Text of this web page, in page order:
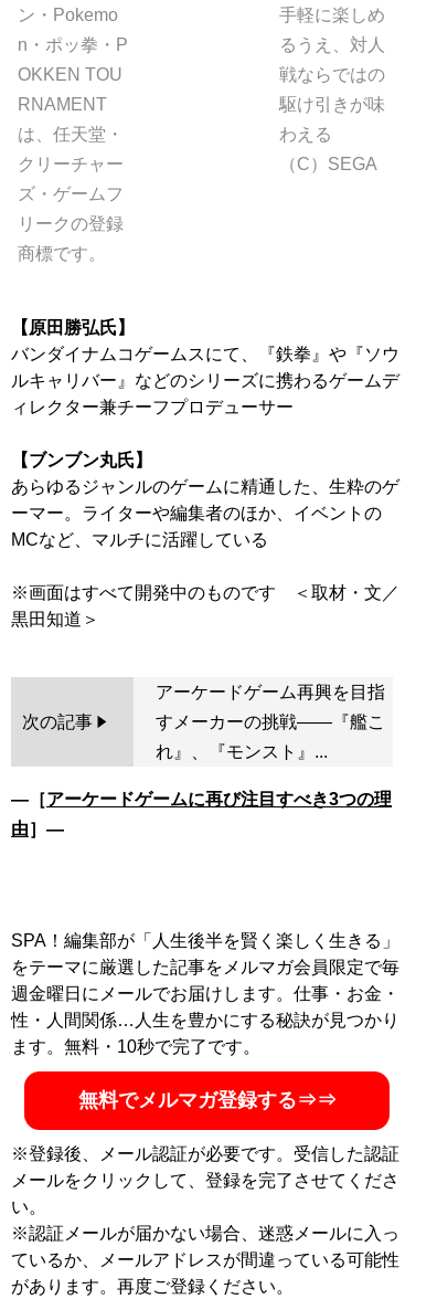
ン・Pokemo
n・ポッ拳・P
OKKEN TOU
RNAMENT
は、任天堂・
クリーチャー
ズ・ゲームフ
リークの登録
商標です。
手軽に楽しめ
るうえ、対人
戦ならではの
駆け引きが味
わえる
（C）SEGA
【原田勝弘氏】
バンダイナムコゲームスにて、『鉄拳』や『ソウ
ルキャリバー』などのシリーズに携わるゲームデ
ィレクター兼チーフプロデューサー
【ブンブン丸氏】
あらゆるジャンルのゲームに精通した、生粋のゲ
ーマー。ライターや編集者のほか、イベントの
MCなど、マルチに活躍している
※画面はすべて開発中のものです ＜取材・文／
次の記事
アーケードゲーム再興を目指
すメーカーの挑戦――『艦こ
れ』、『モンスト』...
―［アーケードゲームに再び注目すべき3つの理
由］―
SPA！編集部が「人生後半を賢く楽しく生きる」
をテーマに厳選した記事をメルマガ会員限定で毎
週金曜日にメールでお届けします。仕事・お金・
性・人間関係…人生を豊かにする秘訣が見つかり
ます。無料・10秒で完了です。
無料でメルマガ登録する⇒⇒
※登録後、メール認証が必要です。受信した認証
メールをクリックして、登録を完了させてくださ
い。
※認証メールが届かない場合、迷惑メールに入っ
ているか、メールアドレスが間違っている可能性
があります。再度ご登録ください。